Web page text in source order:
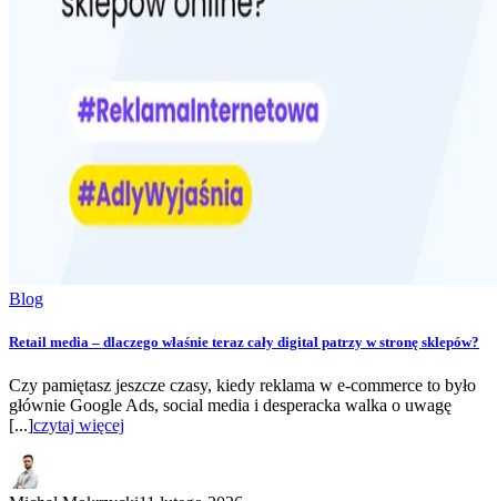
Blog
Retail media – dlaczego właśnie teraz cały digital patrzy w stronę sklepów?
Czy pamiętasz jeszcze czasy, kiedy reklama w e-commerce to było
głównie Google Ads, social media i desperacka walka o uwagę
[...]czytaj więcej